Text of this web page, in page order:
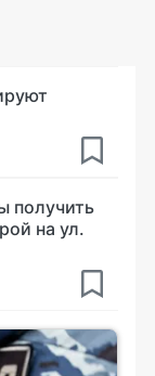
получить
на ул.